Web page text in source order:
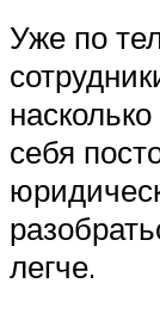
Уже по
себя
легче.